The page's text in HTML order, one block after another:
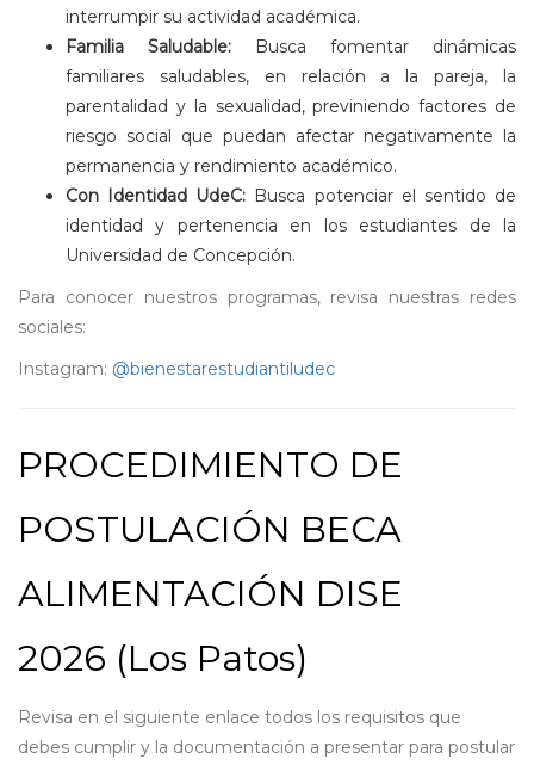
interrumpir su actividad académica.
Familia Saludable: Busca fomentar dinámicas
familiares saludables, en relación a la pareja, la
parentalidad y la sexualidad, previniendo factores de
riesgo social que puedan afectar negativamente la
permanencia y rendimiento académico.
Con Identidad UdeC: Busca potenciar el sentido de
identidad y pertenencia en los estudiantes de la
Universidad de Concepción.
Para conocer nuestros programas, revisa nuestras redes
sociales:
Instagram: @bienestarestudiantiludec
PROCEDIMIENTO DE
POSTULACIÓN BECA
ALIMENTACIÓN DISE
2026 (Los Patos)
Revisa en el siguiente enlace todos los requisitos que
debes cumplir y la documentación a presentar para postular